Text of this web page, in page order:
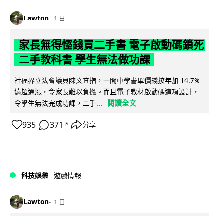
Lawton 1 日
家長無得慳錢買二手書 電子啟動碼鎖死
二手教科書 學生無法做功課
社福界立法會議員陳文宜指，一間中學書單價錢按年加 14.7%
遠超通漲，令家長難以負擔。而且電子教材啟動碼這項設計，
令學生無法完成功課，二手...
閱讀全文
935 371 ↗ 分享
科技娛樂 遊戲情報
Lawton 1 日